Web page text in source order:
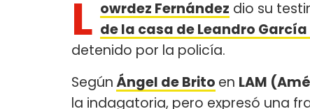
L owrdez Fernández dio su
de la casa de Leandro García
detenido por la policía.
SegúnÁngel de Brito en LAM
la indagatoria, pero expresó una